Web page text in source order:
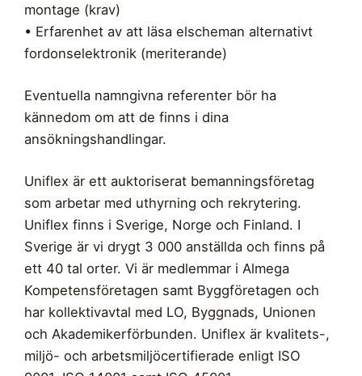
montage (krav)
• Erfarenhet av att läsa elscheman alternativt
fordonselektronik (meriterande)
Eventuella namngivna referenter bör ha
kännedom om att de finns i dina
ansökningshandlingar.
Uniflex är ett auktoriserat bemanningsföretag
som arbetar med uthyrning och rekrytering.
Uniflex finns i Sverige, Norge och Finland. I
Sverige är vi drygt 3 000 anställda och finns på
ett 40 tal orter. Vi är medlemmar i Almega
Kompetensföretagen samt Byggföretagen och
har kollektivavtal med LO, Byggnads, Unionen
och Akademikerförbunden. Uniflex är kvalitets-,
miljö- och arbetsmiljöcertifierade enligt ISO